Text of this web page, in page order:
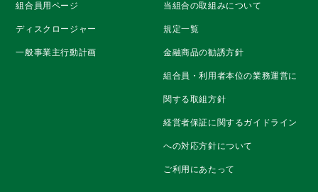
組合員用ページ
ディスクロージャー
一般事業主行動計画
当組合の取組みについて
規定一覧
金融商品の勧誘方針
組合員・利用者本位の業務運営に
関する取組方針
経営者保証に関するガイドライン
への対応方針について
ご利用にあたって